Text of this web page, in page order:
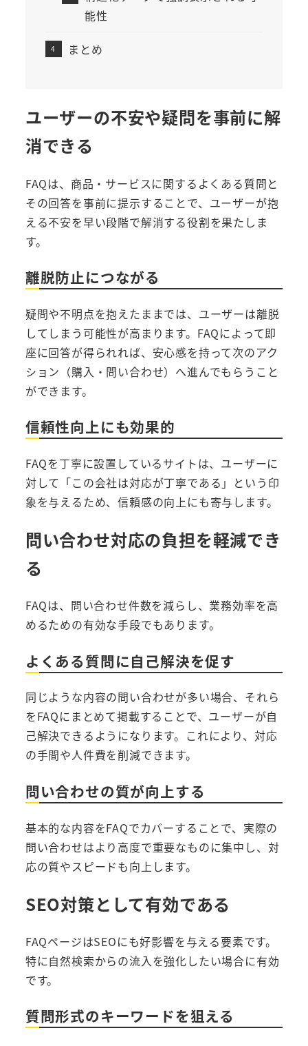
能性
まとめ
ユーザーの不安や疑問を事前に解
消できる
FAQは、商品・サービスに関するよくある質問と
その回答を事前に提示することで、ユーザーが抱
える不安を早い段階で解消する役割を果たしま
す。
離脱防止につながる
疑問や不明点を抱えたままでは、ユーザーは離脱
してしまう可能性が高まります。FAQによって即
座に回答が得られれば、安心感を持って次のアク
ション（購入・問い合わせ）へ進んでもらうこと
ができます。
信頼性向上にも効果的
FAQを丁寧に設置しているサイトは、ユーザーに
対して「この会社は対応が丁寧である」という印
象を与えるため、信頼感の向上にも寄与します。
問い合わせ対応の負担を軽減でき
る
FAQは、問い合わせ件数を減らし、業務効率を高
めるための有効な手段でもあります。
よくある質問に自己解決を促す
同じような内容の問い合わせが多い場合、それら
をFAQにまとめて掲載することで、ユーザーが自
己解決できるようになります。これにより、対応
の手間や人件費を削減できます。
問い合わせの質が向上する
基本的な内容をFAQでカバーすることで、実際の
問い合わせはより高度で重要なものに集中し、対
応の質やスピードも向上します。
SEO対策として有効である
FAQページはSEOにも好影響を与える要素です。
特に自然検索からの流入を強化したい場合に有効
です。
質問形式のキーワードを狙える